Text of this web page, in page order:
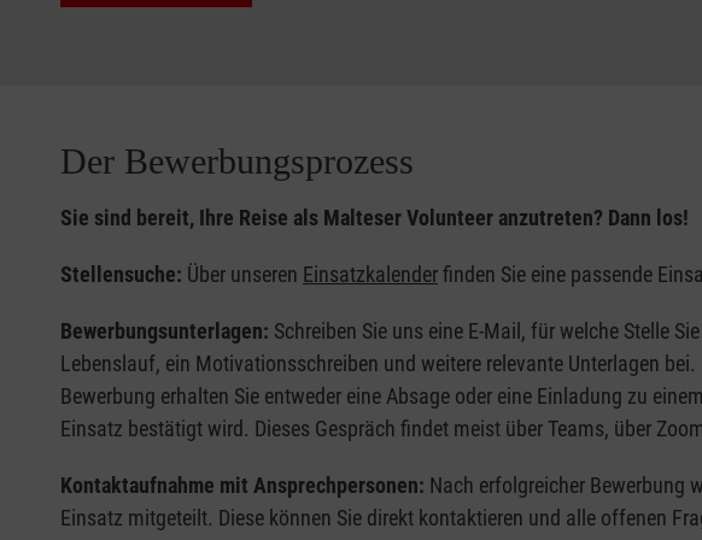
Vorbereitung auf den Einsatz
Kontinuierliche Begleitung während Ihrer Zeit vor Ort
Evaluationsmöglichkeiten für eine umfassende Rückmeldung
Finanzielle Unterstützung:
Reisekostenzuschuss von 50 % der Reisekosten, max. 250 Euro
Eine Unterkunft wird in der Regel durch die Partnerorganisation
Eine Übernahme der Verpflegungskosten kann nicht garantiert
Der Bewerbungsprozess
Sie sind bereit, Ihre Reise als Malteser Volunteer anzutreten? Dann los!
Stellensuche: Über unseren Einsatzkalenderfinden Sie eine passende
Bewerbungsunterlagen: Schreiben Sie uns eine E-Mail, für welche Stelle
Lebenslauf, ein Motivationsschreiben und weitere relevante Unterlagen
Bewerbung erhalten Sie entweder eine Absage oder eine Einladung zu
Einsatz bestätigt wird. Dieses Gespräch findet meist über Teams, über
Kontaktaufnahme mit Ansprechpersonen: Nach erfolgreicher Bewerbung
Einsatz mitgeteilt. Diese können Sie direkt kontaktieren und alle offenen